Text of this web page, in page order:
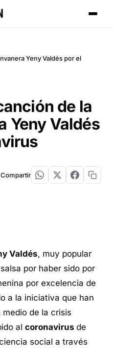
Yeny Valdés por el
de la
Yeny Valdés
Compartir
Valdés, muy popular
por haber sido por
por excelencia de
a la iniciativa que han
de la crisis
al coronavirus de
social a través